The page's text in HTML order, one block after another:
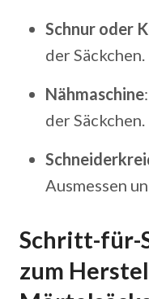
Schnur oder
der Säckchen.
Nähmaschine
der Säckchen.
Ausmessen
Schritt-für-
zum